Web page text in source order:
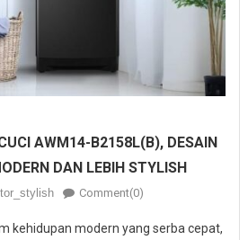
AWM14-B2158L(B), DESAIN
DAN LEBIH STYLISH
Comment(0)
kehidupan modern yang serba cepat,